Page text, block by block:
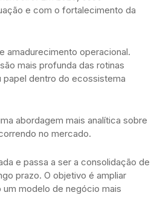
e com o fortalecimento da
amadurecimento operacional.
mais profunda das rotinas
papel dentro do ecossistema
abordagem mais analítica sobre
no mercado.
e passa a ser a consolidação de
prazo. O objetivo é ampliar
modelo de negócio mais